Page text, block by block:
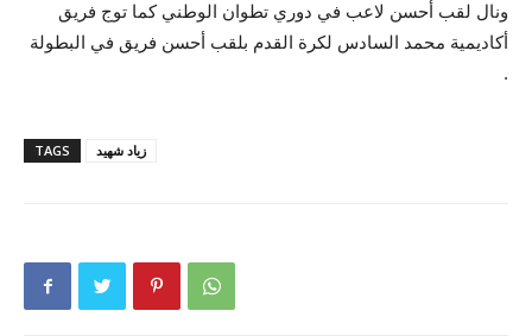
ونال لقب أحسن لاعب في دوري تطوان الوطني كما توج فريق
أكاديمية محمد السادس لكرة القدم بلقب أحسن فريق في البطولة
.
TAGS زياد شهيد